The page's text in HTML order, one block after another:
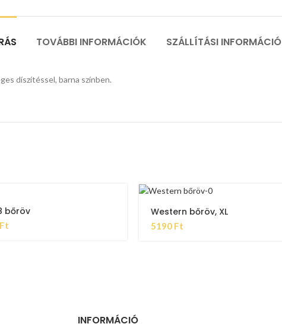
TOVÁBBI INFORMÁCIÓK SZÁLLÍTÁSI INFORMÁCIÓ
díszítéssel, barna színben.
bőröv
Ft
Western bőröv, XL
5190 Ft
INFORMÁCIÓ